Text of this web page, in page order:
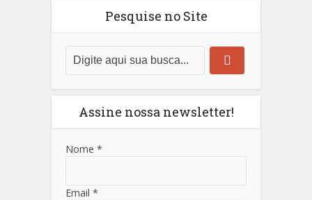
Pesquise no Site
Assine nossa newsletter!
Nome *
Email *